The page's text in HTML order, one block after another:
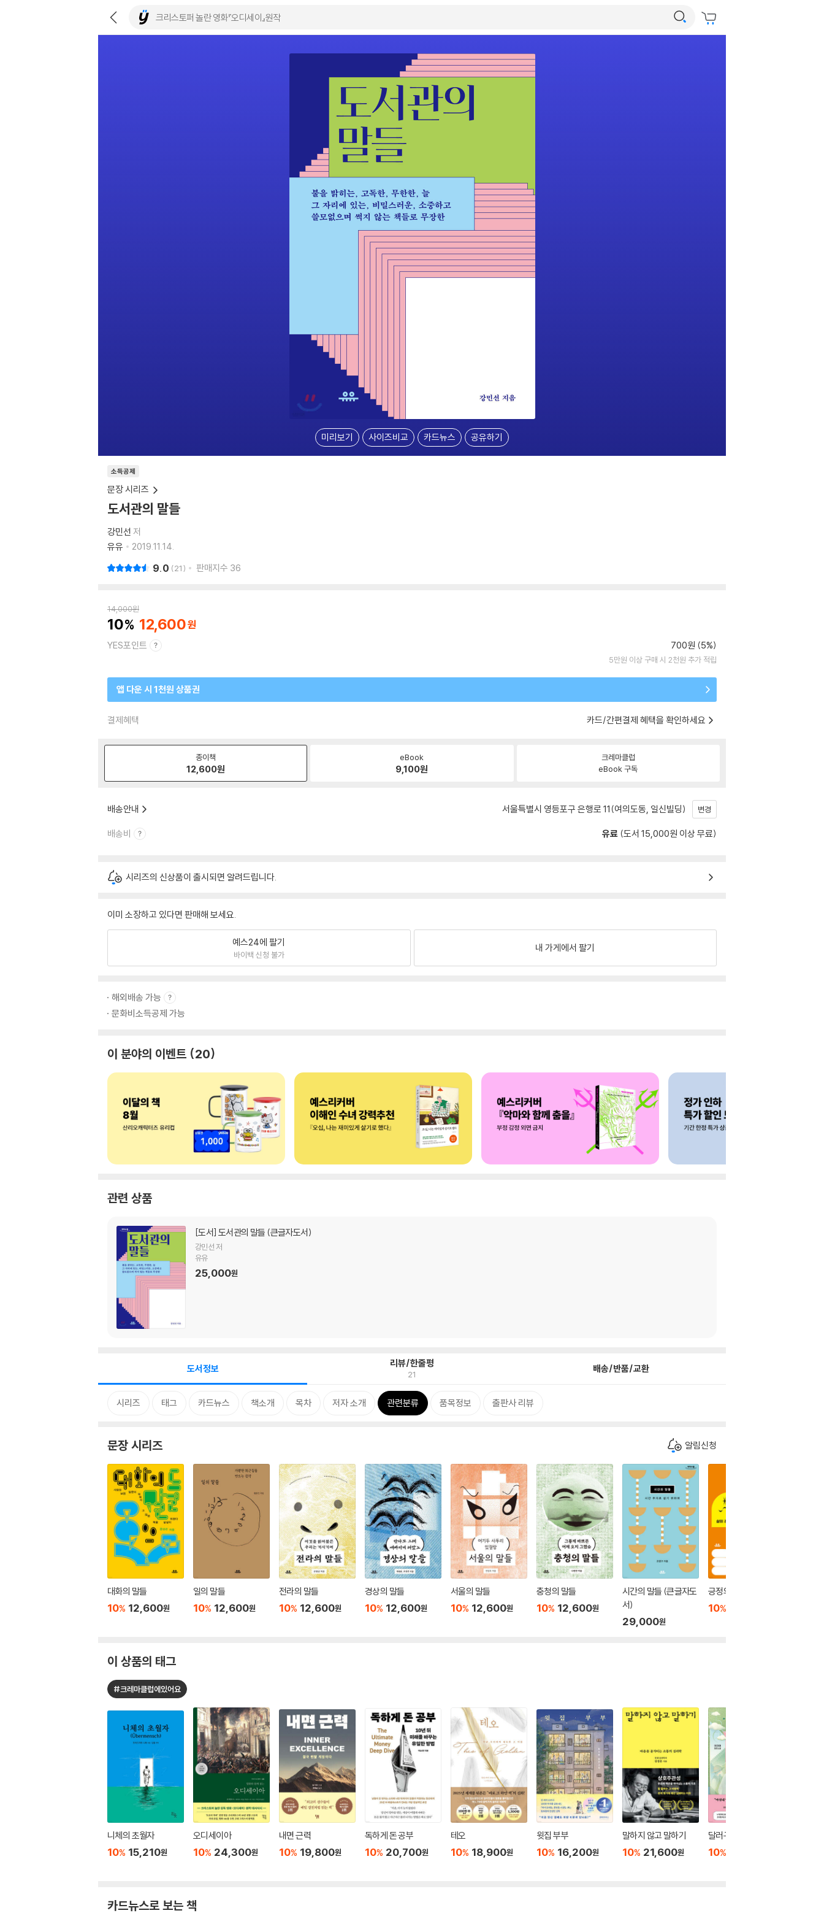
미리보기 사이즈비교 카드뉴스 공유하기
소득공제
문장 시리즈
도서관의 말들
강민선 저
유유
2019.11.14.
9.0 21 판매지수 36
14,000원
10 12,600
YES포인트 700원 (5%)
5만원 이상 구매 시 2천원 추가 적립
앱 다운 시 1천원 상품권
결제혜택 카드/간편결제 혜택을 확인하세요
종이책
12,600원
eBook
9,100원
크레마클럽
eBook 구독
배송안내 서울특별시 영등포구 은행로 11(여의도동, 일신빌딩) 변경
배송비 유료 (도서 15,000원 이상 무료)
시리즈의 신상품이 출시되면 알려드립니다.
이미 소장하고 있다면 판매해 보세요.
예스24에 팔기
바이백 신청 불가
내 가게에서 팔기
해외배송 가능
문화비소득공제 가능
이 분야의 이벤트 20
관련 상품
[도서] 도서관의 말들 (큰글자도서)
강민선 저
유유
25,000원
도서정보 리뷰/한줄평
21 배송/반품/교환
시리즈 태그 카드뉴스 책소개 목차 저자 소개 관련분류 품목정보 출판사 리뷰
문장 시리즈 알림신청
대화의 말들
10% 12,600원
일의 말들
10% 12,600원
전라의 말들
10% 12,600원
경상의 말들
10% 12,600원
서울의 말들
10% 12,600원
충청의 말들
10% 12,600원
시간의 말들 (큰글자도
서)
29,000원
긍정의 말들
10%
이 상품의 태그
#크레마클럽에있어요
니체의 초월자
10% 15,210원
오디세이아
10% 24,300원
내면 근력
10% 19,800원
독하게 돈 공부
10% 20,700원
테오
10% 18,900원
윗집 부부
10% 16,200원
말하지 않고 말하기
10% 21,600원
달러구트 꿈 백화점 0
10%
카드뉴스로 보는 책